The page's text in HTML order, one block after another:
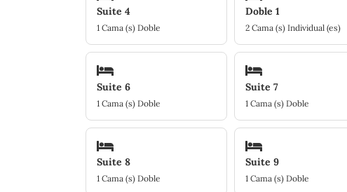
Suite 4
1 Cama (s) Doble
Doble 1
2 Cama (s) Individual (es)
Suite 6
1 Cama (s) Doble
Suite 7
1 Cama (s) Doble
Suite 8
1 Cama (s) Doble
Suite 9
1 Cama (s) Doble